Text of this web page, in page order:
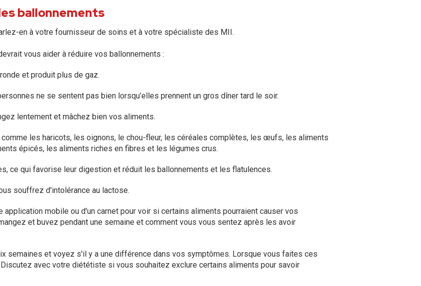
ballonnements
en à votre fournisseur de soins et à votre spécialiste des MII.
vous aider à réduire vos ballonnements :
et produit plus de gaz.
ne se sentent pas bien lorsqu’elles prennent un gros dîner tard le soir.
lentement et mâchez bien vos aliments.
les haricots, les oignons, le chou-fleur, les céréales complètes, les œufs, les aliments
épicés, les aliments riches en fibres et les légumes crus.
ce qui favorise leur digestion et réduit les ballonnements et les flatulences.
souffrez d'intolérance au lactose.
mobile ou d'un carnet pour voir si certains aliments pourraient causer vos
et buvez pendant une semaine et comment vous vous sentez après les avoir
semaines et voyez s'il y a une différence dans vos symptômes. Lorsque vous faites ces
avec votre diététiste si vous souhaitez exclure certains aliments pour savoir